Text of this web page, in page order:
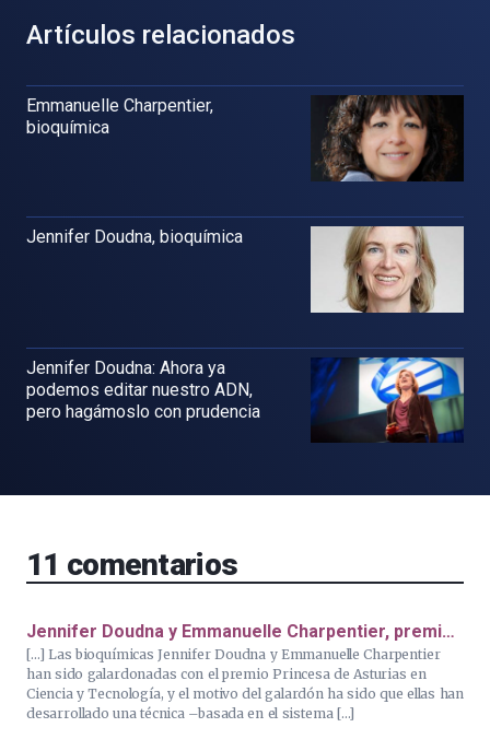
Artículos relacionados
Emmanuelle Charpentier,
bioquímica
Jennifer Doudna, bioquímica
Jennifer Doudna: Ahora ya
podemos editar nuestro ADN,
pero hagámoslo con prudencia
11 comentarios
Jennifer Doudna y Emmanuelle Charpentier, premi…
[…] Las bioquímicas Jennifer Doudna y Emmanuelle Charpentier
han sido galardonadas con el premio Princesa de Asturias en
Ciencia y Tecnología, y el motivo del galardón ha sido que ellas han
desarrollado una técnica –basada en el sistema […]